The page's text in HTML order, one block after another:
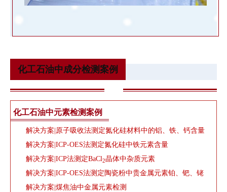
化工石油中成分检测案例
化工石油中元素检测案例
解决方案|原子吸收法测定氮化硅材料中的铝、铁、钙含量
解决方案|ICP-OES法测定氮化硅中铁元素含量
解决方案|ICP法测定BaCl2晶体中杂质元素
解决方案|ICP-OES法测定陶瓷粉中贵金属元素铂、钯、铑
解决方案|煤焦油中金属元素检测